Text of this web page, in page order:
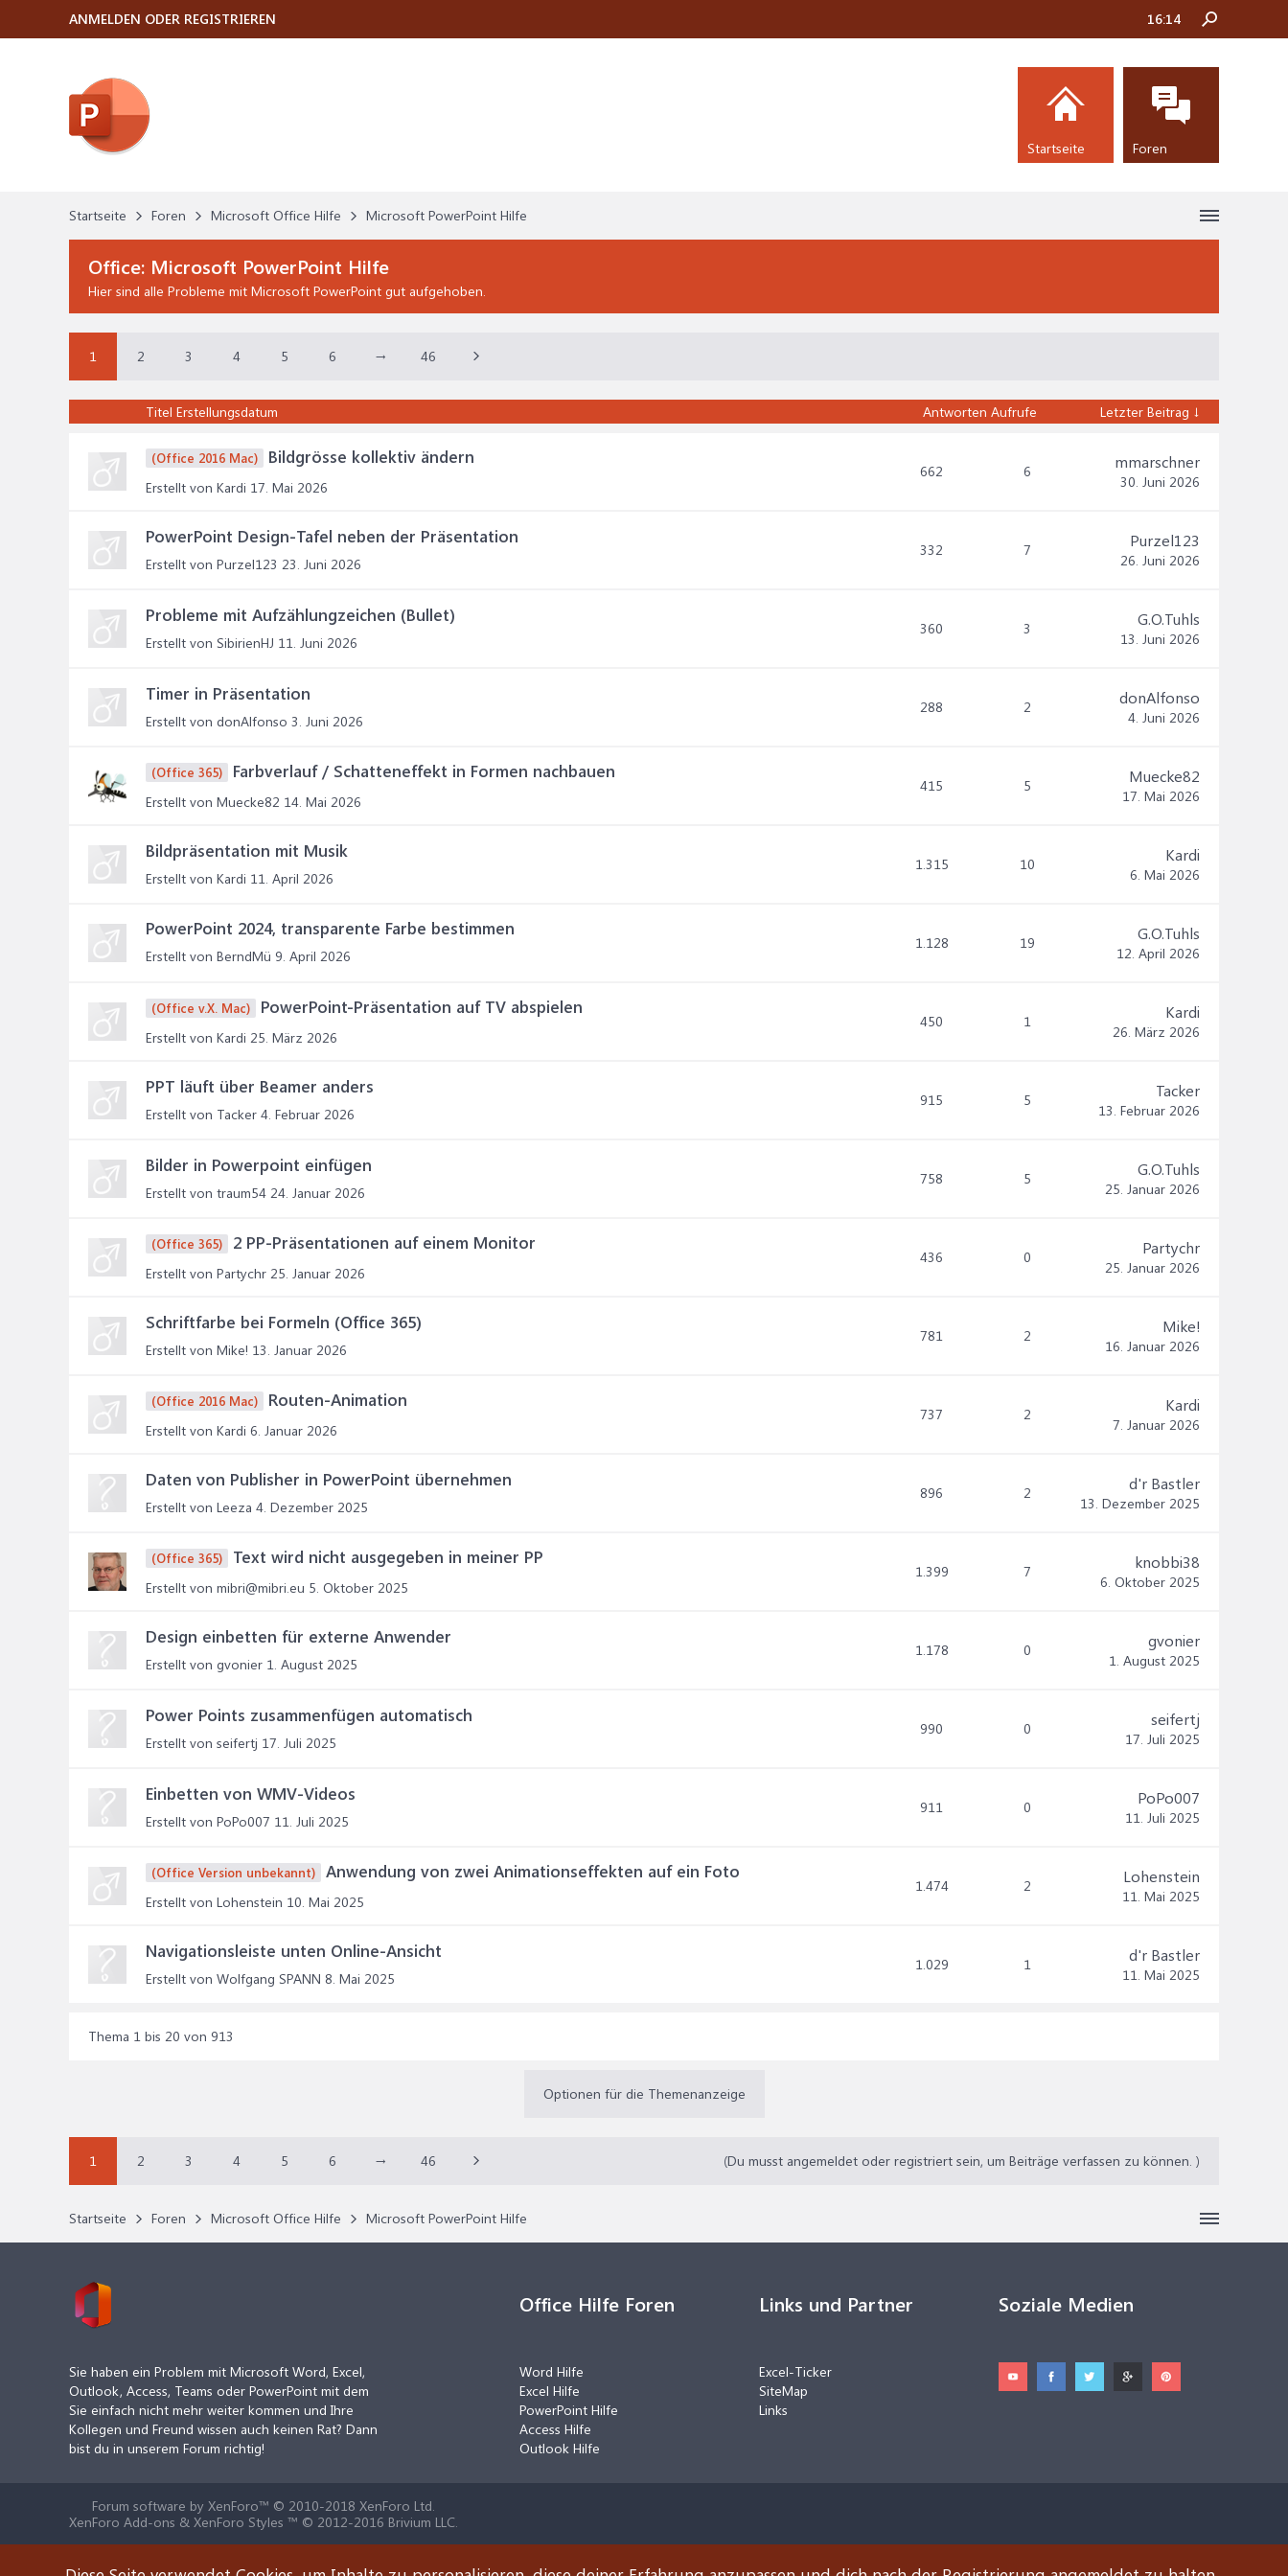
Startseite Foren Microsoft Office Hilfe Microsoft PowerPoint Hilfe
Office: Microsoft PowerPoint Hilfe
Hier sind alle Probleme mit Microsoft PowerPoint gut aufgehoben.
1 2 3 4 5 6 → 46
Titel Erstellungsdatum Antworten Aufrufe Letzter Beitrag ↓
(Office 2016 Mac) Bildgrösse kollektiv ändern
Erstellt von Kardi 17. Mai 2026
662 6 mmarschner
30. Juni 2026
PowerPoint Design-Tafel neben der Präsentation
Erstellt von Purzel123 23. Juni 2026
332 7 Purzel123
26. Juni 2026
Probleme mit Aufzählungzeichen (Bullet)
Erstellt von SibirienHJ 11. Juni 2026
360 3 G.O.Tuhls
13. Juni 2026
Timer in Präsentation
Erstellt von donAlfonso 3. Juni 2026
288 2 donAlfonso
4. Juni 2026
(Office 365) Farbverlauf / Schatteneffekt in Formen nachbauen
Erstellt von Muecke82 14. Mai 2026
415 5 Muecke82
17. Mai 2026
Bildpräsentation mit Musik
Erstellt von Kardi 11. April 2026
1.315 10 Kardi
6. Mai 2026
PowerPoint 2024, transparente Farbe bestimmen
Erstellt von BerndMü 9. April 2026
1.128 19 G.O.Tuhls
12. April 2026
(Office v.X. Mac) PowerPoint-Präsentation auf TV abspielen
Erstellt von Kardi 25. März 2026
450 1 Kardi
26. März 2026
PPT läuft über Beamer anders
Erstellt von Tacker 4. Februar 2026
915 5 Tacker
13. Februar 2026
Bilder in Powerpoint einfügen
Erstellt von traum54 24. Januar 2026
758 5 G.O.Tuhls
25. Januar 2026
(Office 365) 2 PP-Präsentationen auf einem Monitor
Erstellt von Partychr 25. Januar 2026
436 0 Partychr
25. Januar 2026
Schriftfarbe bei Formeln (Office 365)
Erstellt von Mike! 13. Januar 2026
781 2 Mike!
16. Januar 2026
(Office 2016 Mac) Routen-Animation
Erstellt von Kardi 6. Januar 2026
737 2 Kardi
7. Januar 2026
Daten von Publisher in PowerPoint übernehmen
Erstellt von Leeza 4. Dezember 2025
896 2 d'r Bastler
13. Dezember 2025
(Office 365) Text wird nicht ausgegeben in meiner PP
Erstellt von mibri@mibri.eu 5. Oktober 2025
1.399 7 knobbi38
6. Oktober 2025
Design einbetten für externe Anwender
Erstellt von gvonier 1. August 2025
1.178 0 gvonier
1. August 2025
Power Points zusammenfügen automatisch
Erstellt von seifertj 17. Juli 2025
990 0 seifertj
17. Juli 2025
Einbetten von WMV-Videos
Erstellt von PoPo007 11. Juli 2025
911 0 PoPo007
11. Juli 2025
(Office Version unbekannt) Anwendung von zwei Animationseffekten auf ein Foto
Erstellt von Lohenstein 10. Mai 2025
1.474 2 Lohenstein
11. Mai 2025
Navigationsleiste unten Online-Ansicht
Erstellt von Wolfgang SPANN 8. Mai 2025
1.029 1 d'r Bastler
11. Mai 2025
Thema 1 bis 20 von 913
Optionen für die Themenanzeige
(Du musst angemeldet oder registriert sein, um Beiträge verfassen zu können. )
1 2 3 4 5 6 → 46
Startseite Foren Microsoft Office Hilfe Microsoft PowerPoint Hilfe
ANMELDEN ODER REGISTRIEREN 16:14
Startseite Foren
Sie haben ein Problem mit Microsoft Word, Excel,
Outlook, Access, Teams oder PowerPoint mit dem
Sie einfach nicht mehr weiter kommen und Ihre
Kollegen und Freund wissen auch keinen Rat? Dann
bist du in unserem Forum richtig!
Office Hilfe Foren
Word Hilfe
Excel Hilfe
PowerPoint Hilfe
Access Hilfe
Outlook Hilfe
Links und Partner
Excel-Ticker
SiteMap
Links
Soziale Medien
Forum software by XenForo™ © 2010-2018 XenForo Ltd.
XenForo Add-ons & XenForo Styles ™ © 2012-2016 Brivium LLC.